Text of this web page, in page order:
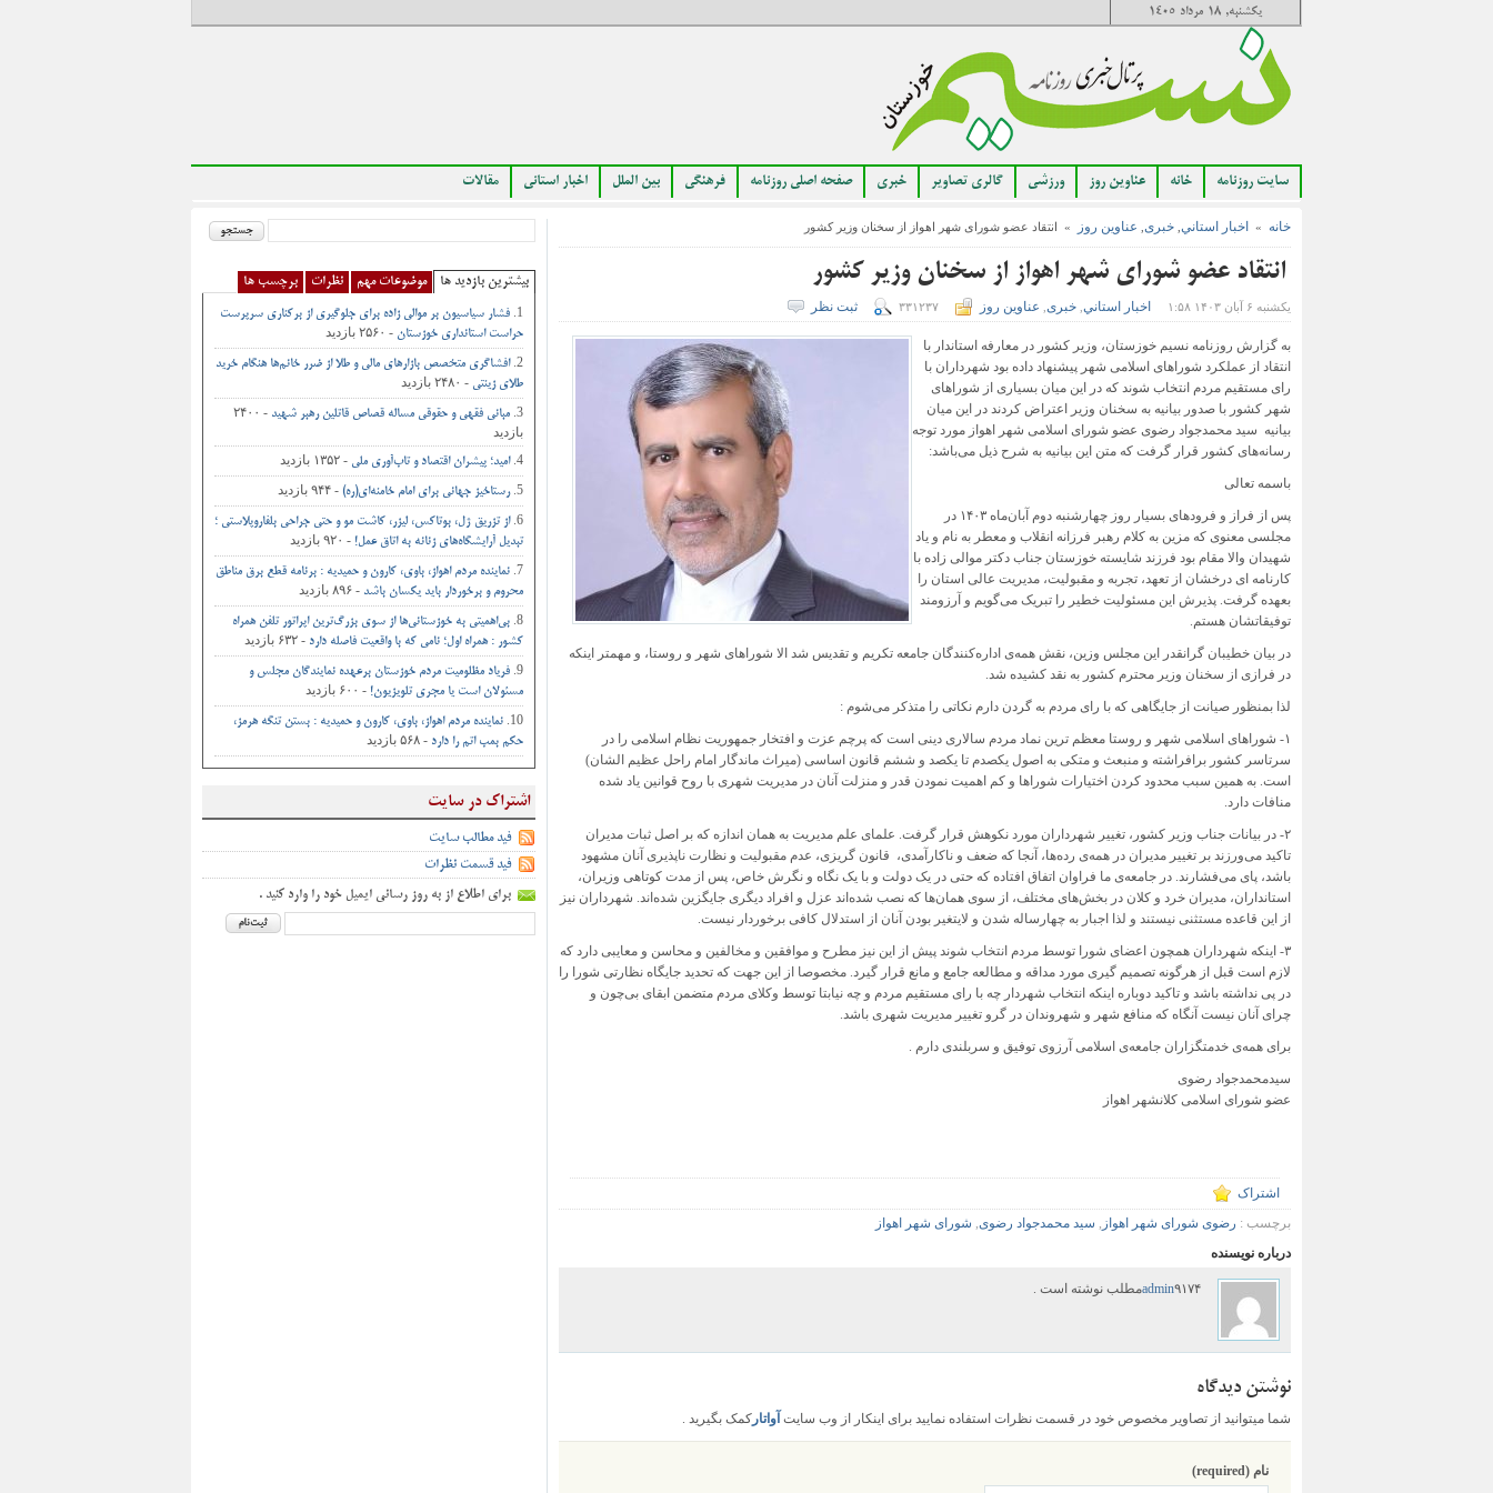
یکشنبه, ۱۸ مرداد ۱۴۰۵
سایت روزنامه خانه عناوین روز ورزشی گالری تصاویر خبری صفحه اصلی روزنامه فرهنگی بین الملل اخبار استانی مقالات
خانه » اخبار استاني خبری عناوین روز » انتقاد عضو شورای شهر اهواز از سخنان وزیر کشور
انتقاد عضو شورای شهر اهواز از سخنان وزیر کشور
یکشنبه ۶ آبان ۱۴۰۳ ۱:۵۸ اخبار استاني خبری عناوین روز ۳۳۱۲۳۷ ثبت نظر
به گزارش روزنامه نسیم خوزستان، وزیر کشور در معارفه استاندار با
انتقاد از عملکرد شوراهای اسلامی شهر پیشنهاد داده بود شهرداران با
رای مستقیم مردم انتخاب شوند که در این میان بسیاری از شوراهای
شهر کشور با صدور بیانیه به سخنان وزیر اعتراض کردند در این میان
بیانیه سید محمدجواد رضوی عضو شورای اسلامی شهر اهواز مورد توجه
رسانه‌های کشور قرار گرفت که متن این بیانیه به شرح ذیل می‌باشد:
باسمه تعالی
پس از فراز و فرودهای بسیار روز چهارشنبه دوم آبان‌ماه ۱۴۰۳ در
مجلسی معنوی که مزین به کلام رهبر فرزانه انقلاب و معطر به نام و یاد
شهیدان والا مقام بود فرزند شایسته خوزستان جناب دکتر موالی زاده با
کارنامه ای درخشان از تعهد، تجربه و مقبولیت، مدیریت عالی استان را
بعهده گرفت. پذیرش این مسئولیت خطیر را تبریک می‌گویم و آرزومند
توفیقاتشان هستم.
در بیان خطیبان گرانقدر این مجلس وزین، نقش همه‌ی اداره‌کنندگان جامعه تکریم و تقدیس شد الا شوراهای شهر و روستا، و مهمتر اینکه
در فرازی از سخنان وزیر محترم کشور به نقد کشیده شد.
لذا بمنظور صیانت از جایگاهی که با رای مردم به گردن دارم نکاتی را متذکر می‌شوم :
۱- شوراهای اسلامی شهر و روستا معظم ترین نماد مردم سالاری دینی است که پرچم عزت و افتخار جمهوریت نظام اسلامی را در
سرتاسر کشور برافراشته و منبعث و متکی به اصول یکصدم تا یکصد و ششم قانون اساسی (میراث ماندگار امام راحل عظیم الشان)
است. به همین سبب محدود کردن اختیارات شوراها و کم اهمیت نمودن قدر و منزلت آنان در مدیریت شهری با روح قوانین یاد شده
منافات دارد.
۲- در بیانات جناب وزیر کشور، تغییر شهرداران مورد نکوهش قرار گرفت. علمای علم مدیریت به همان اندازه که بر اصل ثبات مدیران
تاکید می‌ورزند بر تغییر مدیران در همه‌ی رده‌ها، آنجا که ضعف و ناکارآمدی، قانون گریزی، عدم مقبولیت و نظارت ناپذیری آنان مشهود
باشد، پای می‌فشارند. در جامعه‌ی ما فراوان اتفاق افتاده که حتی در یک دولت و با یک نگاه و نگرش خاص، پس از مدت کوتاهی وزیران،
استانداران، مدیران خرد و کلان در بخش‌های مختلف، از سوی همان‌ها که نصب شده‌اند عزل و افراد دیگری جایگزین شده‌اند‌. شهرداران نیز
از این قاعده مستثنی نیستند و لذا اجبار به چهارساله شدن و لایتغیر بودن آنان از استدلال کافی برخوردار نیست.
۳- اینکه شهرداران همچون اعضای شورا توسط مردم انتخاب شوند پیش از این نیز مطرح و موافقین و مخالفین و محاسن و معایبی دارد که
لازم است قبل از هرگونه تصمیم گیری مورد مداقه و مطالعه جامع و مانع قرار گیرد. مخصوصا از این جهت که تحدید جایگاه نظارتی شورا را
در پی نداشته باشد و تاکید دوباره اینکه انتخاب شهردار چه با رای مستقیم مردم و چه نیابتا توسط وکلای مردم متضمن ابقای بی‌چون و
چرای آنان نیست آنگاه که منافع شهر و شهروندان در گرو تغییر مدیریت شهری باشد.
برای همه‌ی خدمتگزاران جامعه‌ی اسلامی آرزوی توفیق و سربلندی دارم .
سیدمحمدجواد رضوی
عضو شورای اسلامی کلانشهر اهواز
اشتراک
برچسب : رضوی شورای شهر اهواز , سید محمدجواد رضوی, شورای شهر اهواز
درباره نویسنده
admin۹۱۷۴مطلب نوشته است .
نوشتن دیدگاه
شما میتوانید از تصاویر مخصوص خود در قسمت نظرات استفاده نمایید برای اینکار از وب سایت آواتار کمک بگیرید .
نام (required)
بیشترین بازدید ها موضوعات مهم نظرات برچسب ها
فشار سیاسیون بر موالی زاده برای جلوگیری از برکناری سرپرست
حراست استانداری خوزستان - ۲۵۶۰ بازدید
افشاگری متخصص بازارهای مالی و طلا از ضرر خانم‌ها هنگام خرید
طلای زینتی - ۲۴۸۰ بازدید
مبانی فقهی و حقوقی مساله قصاص قاتلین رهبر شهید
- ۲۴۰۰
بازدید
امید؛ پیشران اقتصاد و تاب‌آوری ملی - ۱۳۵۲ بازدید
رستاخیز جهانی برای امام خامنه‌ای(ره) - ۹۴۴ بازدید
از تزریق ژل، بوتاکس، لیزر، کاشت مو و حتی جراحی‌ بلفاروپلاستی ؛
تبدیل آرایشگاه‌های زنانه به اتاق‌ عمل‌! - ۹۲۰ بازدید
نماینده مردم اهواز، باوی، کارون و حمیدیه : برنامه قطع برق مناطق
محروم و برخوردار باید یکسان باشد - ۸۹۶ بازدید
بی‌اهمیتی به خوزستانی‌ها از سوی بزرگ‌ترین اپراتور تلفن همراه
کشور : همراه اول؛ نامی که با واقعیت فاصله دارد - ۶۳۲ بازدید
فریاد مظلومیت مردم خوزستان برعهده نمایندگان مجلس و
مسئولان است یا مجری تلویزیون! - ۶۰۰ بازدید
نماینده مردم اهواز، باوی، کارون و حمیدیه : بستن تنگه هرمز،
حکم بمب اتم را دارد - ۵۶۸ بازدید
اشتراک در سایت
فید مطالب سایت
فید قسمت نظرات
برای اطلاع از به روز رسانی ایمیل خود را وارد کنید .